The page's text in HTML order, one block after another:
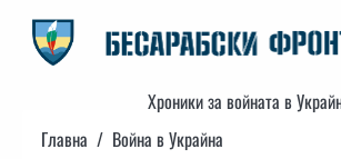
content
Хроники за войната в
Главна
Война в Украйна